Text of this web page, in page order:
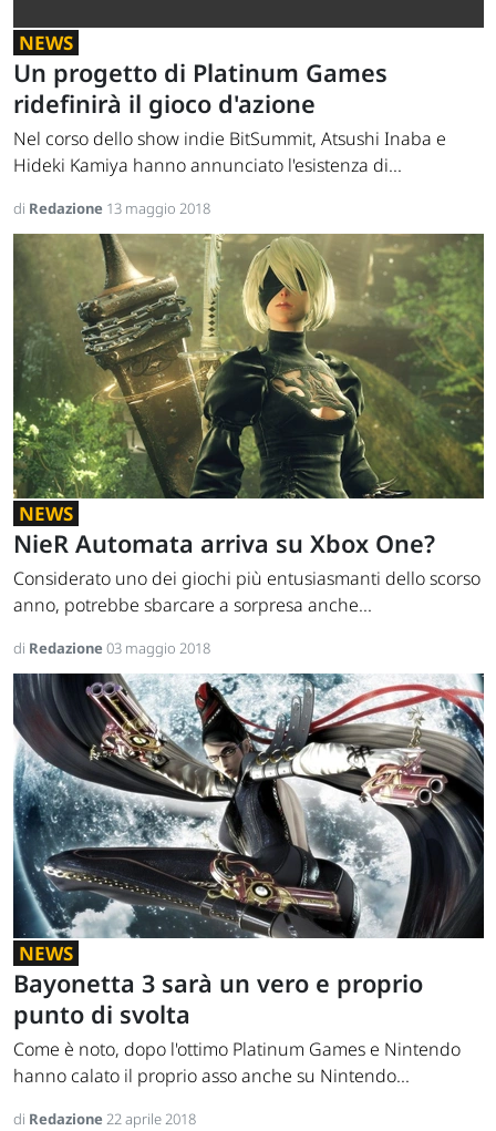
NEWS
Un progetto di Platinum Games
ridefinirà il gioco d'azione
Nel corso dello show indie BitSummit, Atsushi Inaba e
Hideki Kamiya hanno annunciato l'esistenza di...
di Redazione 13 maggio 2018
NEWS
NieR Automata arriva su Xbox One?
Considerato uno dei giochi più entusiasmanti dello scorso
anno, potrebbe sbarcare a sorpresa anche...
di Redazione03 maggio 2018
NEWS
Bayonetta 3 sarà un vero e proprio
punto di svolta
Come è noto, dopo l'ottimo Platinum Games e Nintendo
hanno calato il proprio asso anche su Nintendo...
di Redazione22 aprile 2018